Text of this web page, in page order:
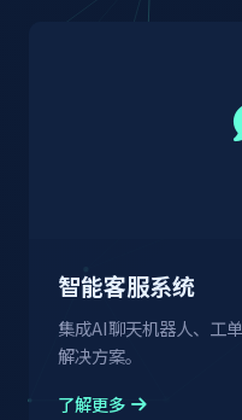
智能客服系统
集成AI聊天机器人、工
解决方案。
了解更多